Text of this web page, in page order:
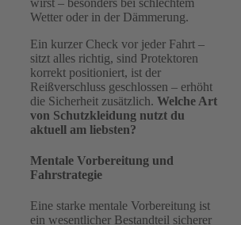
Wetter oder in der Dämmerung.
Ein kurzer Check vor jeder Fahrt –
sitzt alles richtig, sind Protektoren
korrekt positioniert, ist der
Reißverschluss geschlossen – erhöht
die Sicherheit zusätzlich. Welche Art
von Schutzkleidung nutzt du
aktuell am liebsten?
Mentale Vorbereitung und
Fahrstrategie
Eine starke mentale Vorbereitung ist
ein wesentlicher Bestandteil sicherer